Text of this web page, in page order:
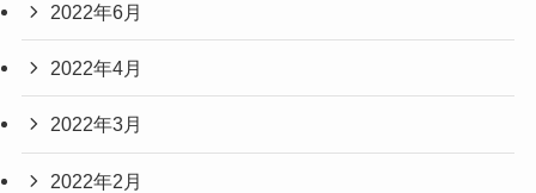
2022年6月
2022年4月
2022年3月
2022年2月